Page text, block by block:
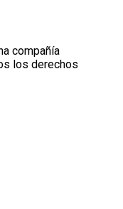
compañía
los derechos